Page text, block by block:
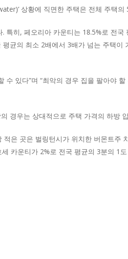
상황에 직면한 주택은 전체 주택의
특히, 페오리아 카운티는 18.5%로 전
균의 최소 2배에서 3배가 넘는 주택이
수 있다”며 “최악의 경우 집을 팔아야
경우는 상대적으로 주택 가격의 하방
적은 곳은 벌링턴시가 위치한 버몬트
카운티가 2%로 전국 평균의 3분의 1